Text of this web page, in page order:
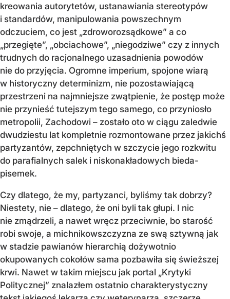
kreowania autorytetów, ustanawiania stereotypów
i standardów, manipulowania powszechnym
odczuciem, co jest „zdroworozsądkowe” a co
„przegięte”, „obciachowe”, „niegodziwe” czy z innych
trudnych do racjonalnego uzasadnienia powodów
nie do przyjęcia. Ogromne imperium, spojone wiarą
w historyczny determinizm, nie pozostawiającą
przestrzeni na najmniejsze zwątpienie, że postęp może
nie przynieść tutejszym tego samego, co przyniosło
metropolii, Zachodowi – zostało oto w ciągu zaledwie
dwudziestu lat kompletnie rozmontowane przez jakichś
partyzantów, zepchniętych w szczycie jego rozkwitu
do parafialnych salek i niskonakładowych bieda-
pisemek.
Czy dlatego, że my, partyzanci, byliśmy tak dobrzy?
Niestety, nie – dlatego, że oni byli tak głupi. I nic
nie zmądrzeli, a nawet wręcz przeciwnie, bo starość
robi swoje, a michnikowszczyzna ze swą sztywną jak
w stadzie pawianów hierarchią dożywotnio
okupowanych cokołów sama pozbawiła się świeższej
krwi. Nawet w takim miejscu jak portal „Krytyki
Politycznej” znalazłem ostatnio charakterystyczny